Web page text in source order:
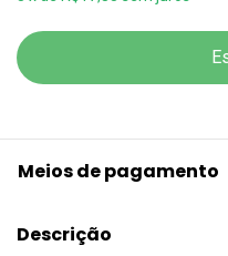
Meios de pagamento
Descrição